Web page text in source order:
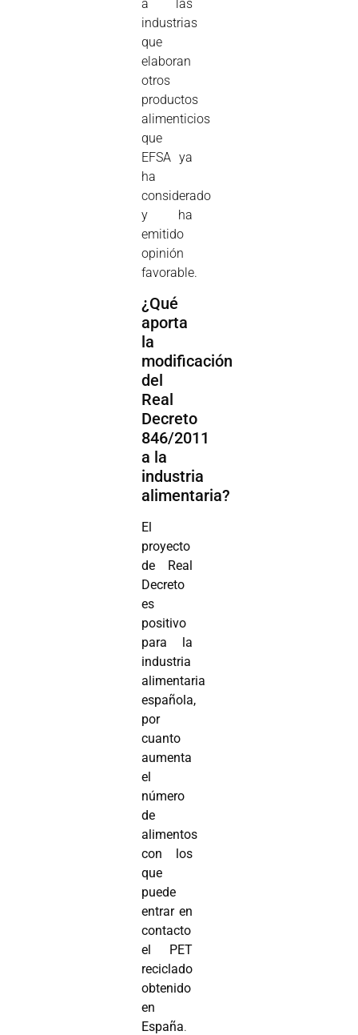
a las
industrias
que
elaboran
otros
productos
alimenticios
que
EFSA ya
ha
considerado
y ha
emitido
opinión
favorable.
¿Qué
aporta
la
modificación
del
Real
Decreto
846/2011
a la
industria
alimentaria?
El
proyecto
de Real
Decreto
es
positivo
para la
industria
alimentaria
española,
por
cuanto
aumenta
el
número
de
alimentos
con los
que
puede
entrar en
contacto
el PET
reciclado
obtenido
en
España.